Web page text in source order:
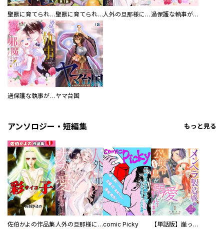
聖獣に育てられた少年の異世界ゆるり放浪記～神様からもらったチート魔法で、仲間たちとスローライフを満喫中～ 聖獣に育てられた少年の異世界ゆるり放浪記～神様からもらったチート魔法で、仲間たちとスローライフを満喫中～【分冊版】 人外の旦那様に娶られ毎晩ナカまで愛される…。アンソロジー 過保護な執事が私の婚活を邪魔してきます！ 分冊版
過保護な執事が私の婚活を邪魔してきます！ ヤマ台国
アンソロジー・短編集 もっと見る
佐伯かよの作品集 人外の旦那様に娶られ毎晩ナカまで愛される…。アンソロジーcomic Picky 【単話版】崖っぷち令嬢ですが、意地と策略で幸せになります！シリーズ